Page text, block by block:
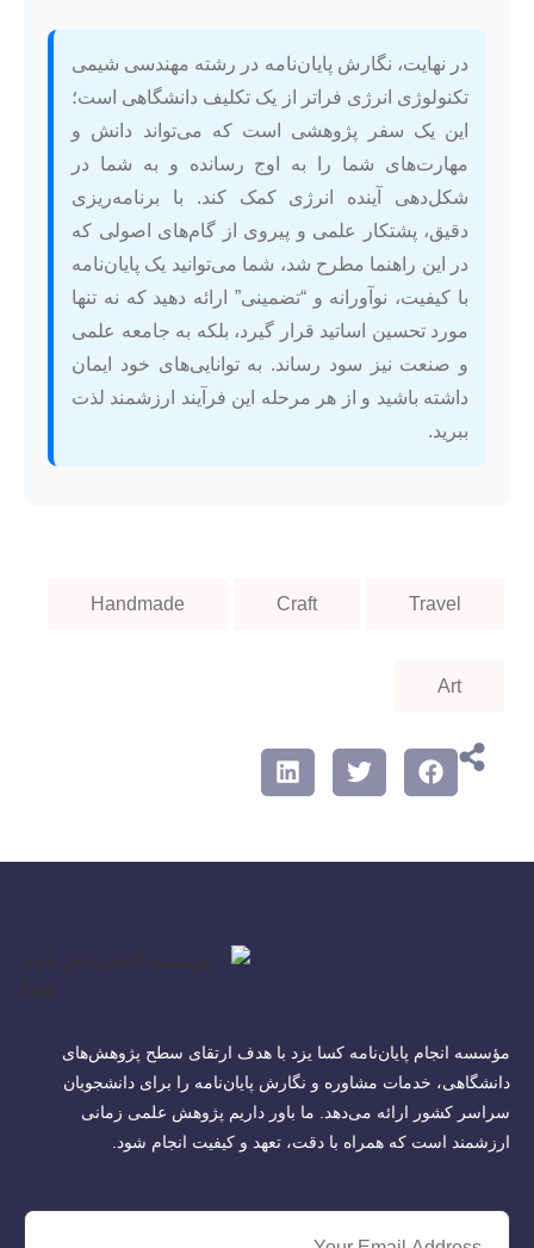
در نهایت، نگارش پایان‌نامه در رشته مهندسی شیمی
تکنولوژی انرژی فراتر از یک تکلیف دانشگاهی است؛
این یک سفر پژوهشی است که می‌تواند دانش و
مهارت‌های شما را به اوج رسانده و به شما در
شکل‌دهی آینده انرژی کمک کند. با برنامه‌ریزی
دقیق، پشتکار علمی و پیروی از گام‌های اصولی که
در این راهنما مطرح شد، شما می‌توانید یک پایان‌نامه
با کیفیت، نوآورانه و “تضمینی” ارائه دهید که نه تنها
مورد تحسین اساتید قرار گیرد، بلکه به جامعه علمی
و صنعت نیز سود رساند. به توانایی‌های خود ایمان
داشته باشید و از هر مرحله این فرآیند ارزشمند لذت
ببرید.
Travel
Craft
Handmade
Art
مؤسسه انجام پایان‌نامه کسا یزد با هدف ارتقای سطح پژوهش‌های
دانشگاهی، خدمات مشاوره و نگارش پایان‌نامه را برای دانشجویان
سراسر کشور ارائه می‌دهد. ما باور داریم پژوهش علمی زمانی
ارزشمند است که همراه با دقت، تعهد و کیفیت انجام شود.